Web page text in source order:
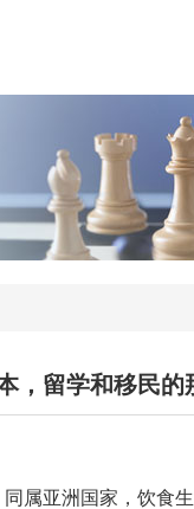
，留学和移民的
属亚洲国家，饮食